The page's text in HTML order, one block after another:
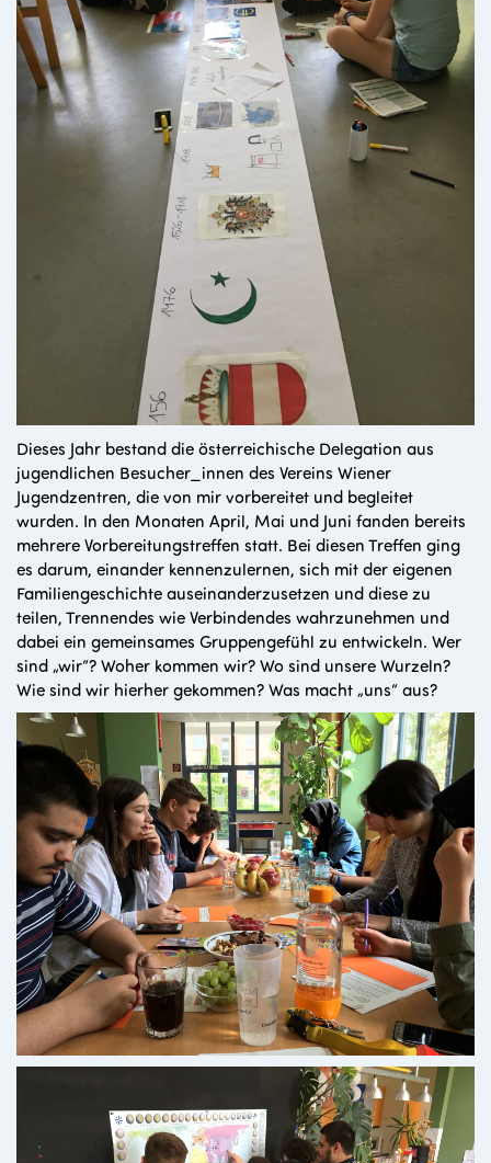
Dieses Jahr bestand die österreichische Delegation aus
jugendlichen Besucher_innen des Vereins Wiener
Jugendzentren, die von mir vorbereitet und begleitet
wurden. In den Monaten April, Mai und Juni fanden bereits
mehrere Vorbereitungstreffen statt. Bei diesen Treffen ging
es darum, einander kennenzulernen, sich mit der eigenen
Familiengeschichte auseinanderzusetzen und diese zu
teilen, Trennendes wie Verbindendes wahrzunehmen und
dabei ein gemeinsames Gruppengefühl zu entwickeln. Wer
sind „wir“? Woher kommen wir? Wo sind unsere Wurzeln?
Wie sind wir hierher gekommen? Was macht „uns“ aus?